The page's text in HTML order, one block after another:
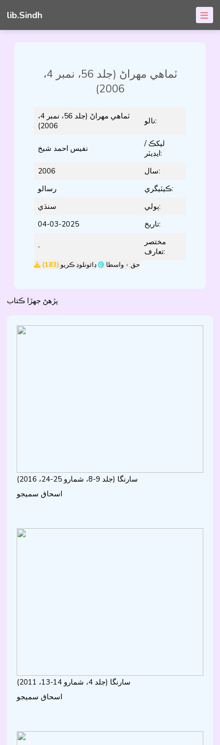
lib.Sindh
ٽماھي مھراڻ (جلد 56، نمبر 4،
2006)
ٽماھي مھراڻ (جلد 56، نمبر 4،
2006)
نالو:
نفيس احمد شيخ
ليکڪ /
ايڊيٽر:
2006
سال:
رسالو
ڪيٽيگري:
سنڌي
ٻولي:
04-03-2025
تاريخ:
-
مختصر
تعارف:
(183) ڊائونلوڊ ڪريو حق ۽ واسطا
پڙهڻ جھڙا ڪتاب
سارنگا (جلد 9-8، شمارو 25-24، 2016)
اسحاق سميجو
سارنگا (جلد 4، شمارو 14-13، 2011)
اسحاق سميجو